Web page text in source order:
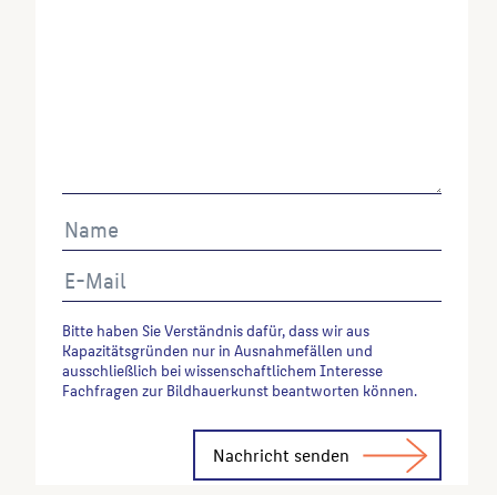
Bitte haben Sie Verständnis dafür, dass wir aus
Kapazitätsgründen nur in Ausnahmefällen und
ausschließlich bei wissenschaftlichem Interesse
Fachfragen zur Bildhauerkunst beantworten können.